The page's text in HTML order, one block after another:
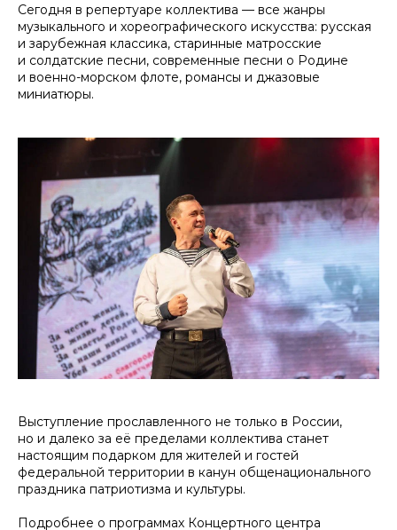
Сегодня в репертуаре коллектива — все жанры
музыкального и хореографического искусства: русская
и зарубежная классика, старинные матросские
и солдатские песни, современные песни о Родине
и военно-морском флоте, романсы и джазовые
миниатюры.
Выступление прославленного не только в России,
но и далеко за её пределами коллектива станет
настоящим подарком для жителей и гостей
федеральной территории в канун общенационального
праздника патриотизма и культуры.
Подробнее о программах Концертного центра